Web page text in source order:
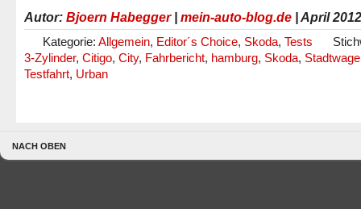
Autor: Bjoern Habegger| mein-auto-blog.de | April 2012
Kategorie: Allgemein, Editor´s Choice, Skoda, Tests
3-Zylinder, Citigo, City, Fahrbericht, hamburg, Skoda,
Testfahrt, Urban
NACH OBEN